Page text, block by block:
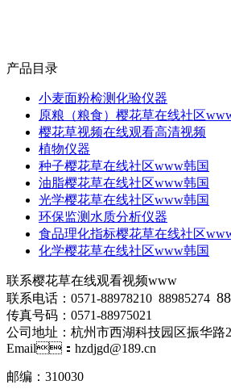
产品目录
小麦面粉检测化验仪器
原粮（粮食）樱花草在线社区
樱花草视频在线观看高清视频
植物仪器
种子樱花草在线社区www韩国
油脂樱花草在线社区www韩国
光学樱花草在线社区www韩国
环保监测水质分析仪器
食品理化指标樱花草在线社区
化学樱花草在线社区www韩国
联系樱花草在线观看视频www
联系电话：0571-88978210 88985274
传真号码：0571-88975021
公司地址：杭州市西湖科技园区振华路
Email：hzdjgd@189.cn
邮编：310030